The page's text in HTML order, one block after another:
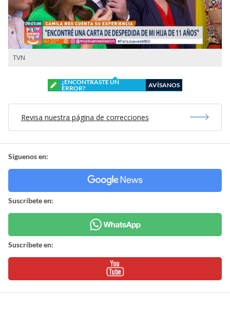
TVN
¿ENCONTRASTE UN
ERROR?
AVÍSANOS
Revisa nuestra página de correcciones
Síguenos en:
Suscríbete en:
Suscríbete en: